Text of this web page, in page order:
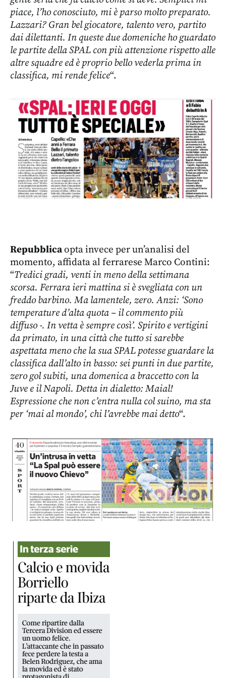
piace, l’ho conosciuto, mi è parso molto preparato.
Lazzari? Gran bel giocatore, talento vero, partito
dai dilettanti. In queste due domeniche ho guardato
le partite della SPAL con più attenzione rispetto alle
altre squadre ed è proprio bello vederla prima in
classifica, mi rende felice“.
Repubblicaopta invece per un’analisi del
momento, affidata al ferrarese Marco Contini:
“Tredici gradi, venti in meno della settimana
scorsa. Ferrara ieri mattina si è svegliata con un
freddo barbino. Ma lamentele, zero. Anzi: ‘Sono
temperature d’alta quota – il commento più
diffuso -. In vetta è sempre così’. Spirito e vertigini
da primato, in una città che tutto si sarebbe
aspettata meno che la sua SPAL potesse guardare la
classifica dall’alto in basso: sei punti in due partite,
zero gol subiti, una domenica a braccetto con la
Juve e il Napoli. Detta in dialetto: Maial!
Espressione che non c’entra nulla col suino, ma sta
per ‘mai al mondo’, chi l’avrebbe mai detto“.